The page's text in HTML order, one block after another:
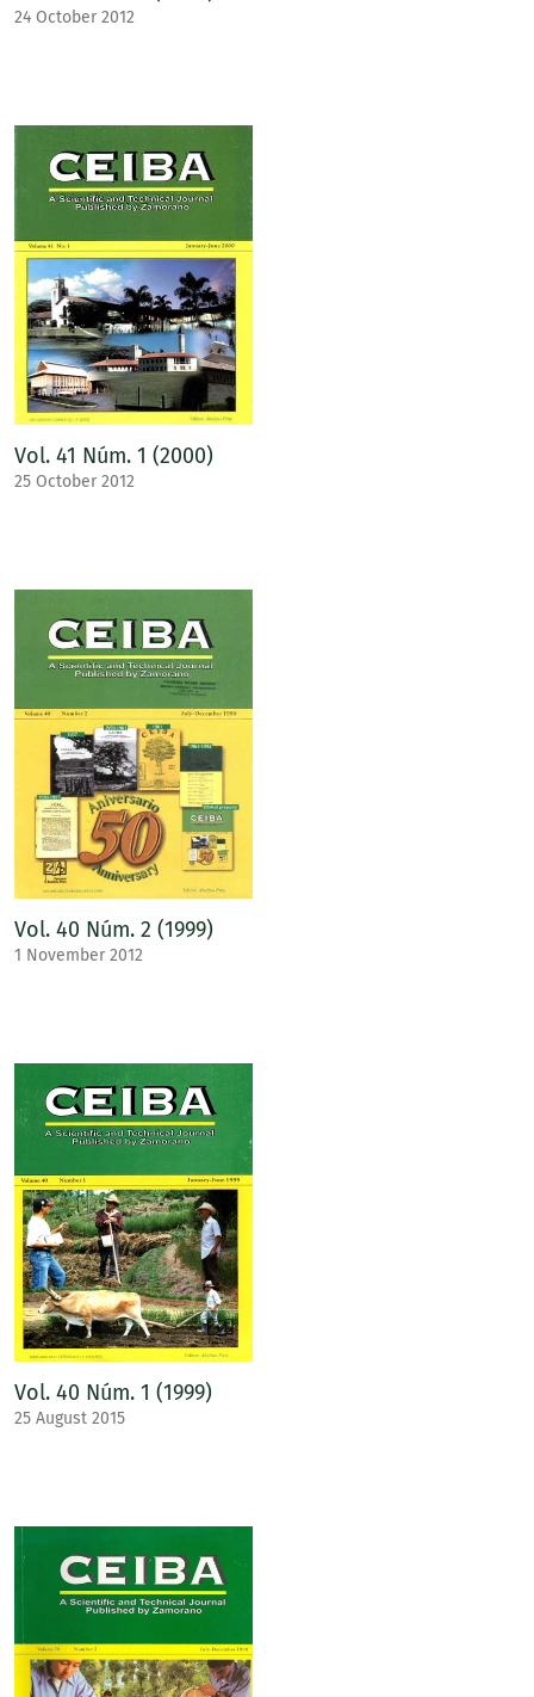
24 October 2012
Vol. 41 Núm. 1 (2000)
25 October 2012
Vol. 40 Núm. 2 (1999)
1 November 2012
Vol. 40 Núm. 1 (1999)
25 August 2015